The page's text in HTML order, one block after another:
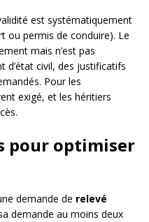
est systématiquement
ou permis de conduire). Le
mais n’est pas
d’état civil, des justificatifs
Pour les
exigé, et les héritiers
pour optimiser
demande de relevé
demande au moins deux